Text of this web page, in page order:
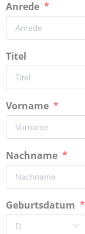
Anrede
Titel
Vorname
Nachname
Geburtsdatum